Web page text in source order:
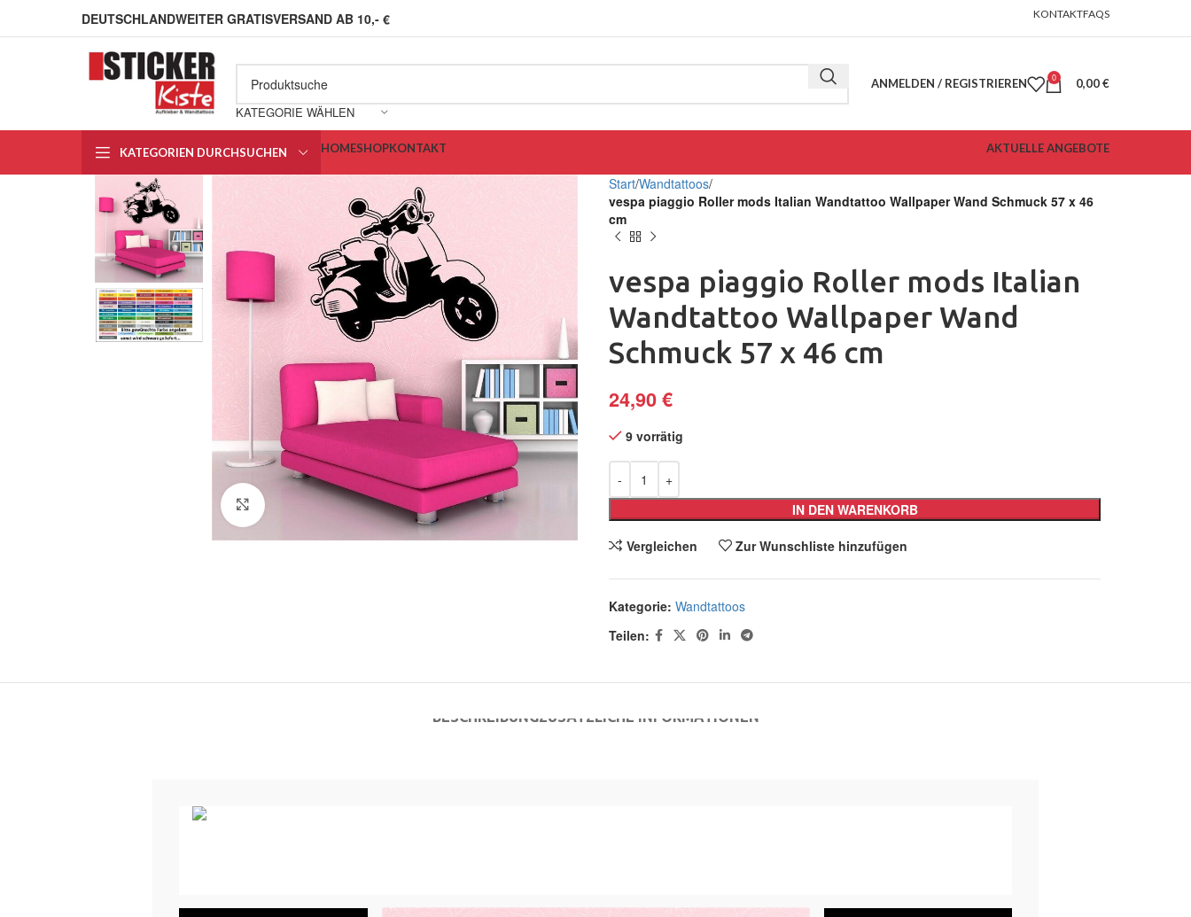
DEUTSCHLANDWEITER GRATISVERSAND AB 10,- € KONTAKTFAQS
KATEGORIE WÄHLEN
ANMELDEN / REGISTRIEREN 0 0,00€
KATEGORIEN DURCHSUCHEN HOMESHOPKONTAKT AKTUELLE ANGEBOTE
Klick zum Vergrößern
Start Wandtattoos
vespa piaggio Roller mods Italian Wandtattoo Wallpaper Wand Schmuck 57 x 46
cm
vespa piaggio Roller mods Italian
Wandtattoo Wallpaper Wand
Schmuck 57 x 46 cm
24,90€
9 vorrätig
IN DEN WARENKORB
Vergleichen Zur Wunschliste hinzufügen
Kategorie: Wandtattoos
Teilen:
BESCHREIBUNGZUSÄTZLICHE INFORMATIONEN